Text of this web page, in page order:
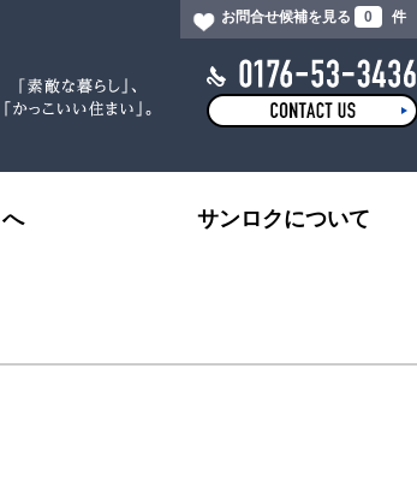
お問合せ候補を見る 0 件
サンロクについて